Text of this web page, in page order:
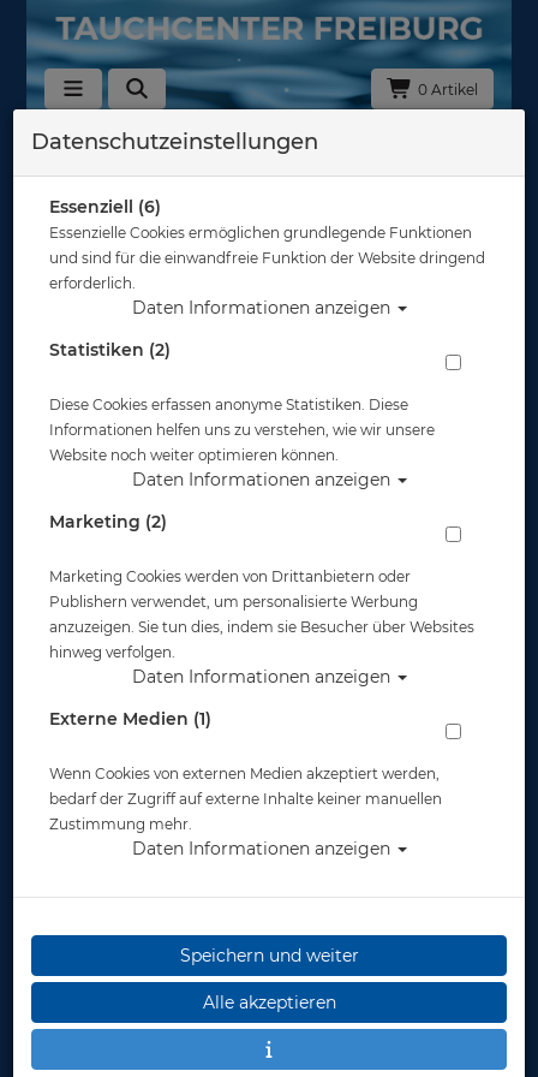
0 Artikel
Spare Parts - Neptune Space G.divers
rel.1.0
In dieser Ansicht sind keine Produkte verfügbar
Gut abgesichert?
Rechtliches
Informationen
Widerruf
* inkl. MwSt.zzgl. Versandkosten
Datenschutzeinstellungen
Essenziell (6)
Essenzielle Cookies ermöglichen grundlegende Funktionen
und sind für die einwandfreie Funktion der Website dringend
erforderlich.
Daten Informationen anzeigen
Statistiken (2)
Diese Cookies erfassen anonyme Statistiken. Diese
Informationen helfen uns zu verstehen, wie wir unsere
Website noch weiter optimieren können.
Daten Informationen anzeigen
Marketing (2)
Marketing Cookies werden von Drittanbietern oder
Publishern verwendet, um personalisierte Werbung
anzuzeigen. Sie tun dies, indem sie Besucher über Websites
hinweg verfolgen.
Daten Informationen anzeigen
Externe Medien (1)
Wenn Cookies von externen Medien akzeptiert werden,
bedarf der Zugriff auf externe Inhalte keiner manuellen
Zustimmung mehr.
Daten Informationen anzeigen
Speichern und weiter
Alle akzeptieren